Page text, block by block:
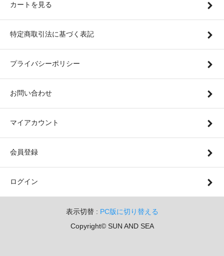
カートを見る
特定商取引法に基づく表記
プライバシーポリシー
お問い合わせ
マイアカウント
会員登録
ログイン
表示切替 : PC版に切り替える
Copyright© SUN AND SEA